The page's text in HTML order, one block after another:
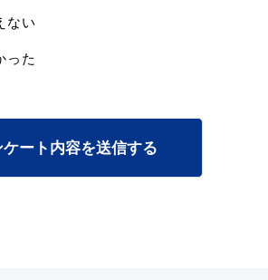
ない
った
ケート内容を送信する